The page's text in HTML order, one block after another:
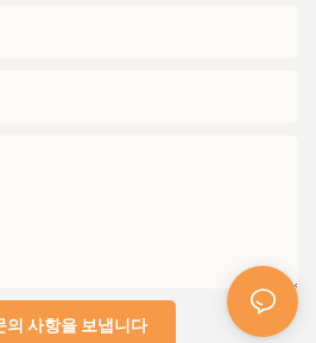
의 사항을 보냅니다